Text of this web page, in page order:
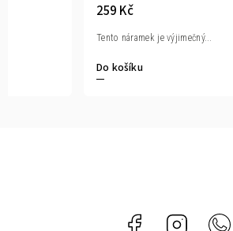
259 Kč
Do košíku
Tento náramek je výjimečný...
Facebook Instagram